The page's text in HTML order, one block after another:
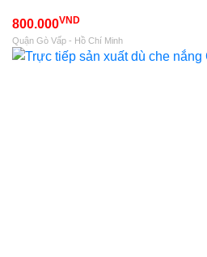
800.000VND
Quận Gò Vấp - Hồ Chí Minh